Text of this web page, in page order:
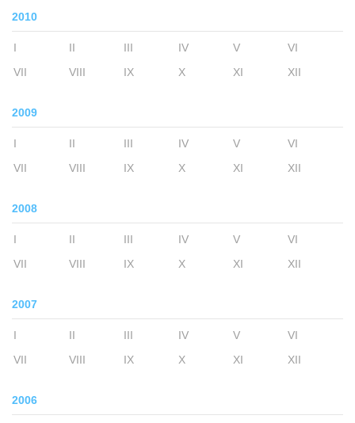
2010
I II III IV V
VI
VII
VIII IX X XI XII
2009
I II III IV V
VI
VII
VIII IX X XI XII
2008
I II III IV V
VI
VII
VIII IX X XI XII
2007
I II III IV V
VI
VII
VIII IX X XI XII
2006